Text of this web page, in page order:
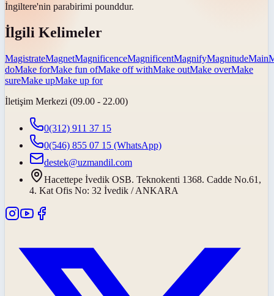
İngiltere'nin parabirimi pounddur.
İlgili Kelimeler
MagistrateMagnetMagnificenceMagnificentMagnifyMagnitudeMain
doMake forMake fun ofMake off withMake outMake overMake
sureMake upMake up for
İletişim Merkezi (09.00 - 22.00)
0(312) 911 37 15
0(546) 855 07 15 (WhatsApp)
destek@uzmandil.com
Hacettepe İvedik OSB. Teknokenti 1368. Cadde No.61,
4. Kat Ofis No: 32 İvedik / ANKARA